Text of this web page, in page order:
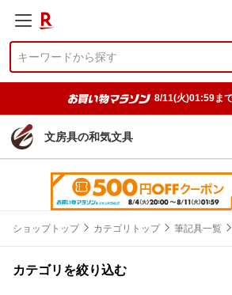
8/11(火)01:59ま
文房具の和気文具
ショップトップ カテゴリトップ 筆記具一覧
カテゴリを絞り込む